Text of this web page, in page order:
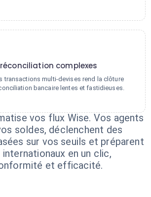
complexes
transactions multi-devises rend la clôture
bancaire lentes et fastidieuses.
vos flux Wise. Vos agents
soldes, déclenchent des
sur vos seuils et préparent
en un clic,
et efficacité.